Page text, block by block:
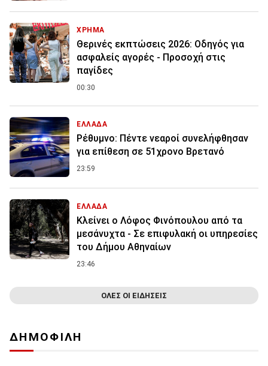
ΧΡΗΜΑ
Θερινές εκπτώσεις 2026: Οδηγός για
ασφαλείς αγορές - Προσοχή στις
παγίδες
00:30
ΕΛΛΑΔΑ
Ρέθυμνο: Πέντε νεαροί συνελήφθησαν
για επίθεση σε 51χρονο Βρετανό
23:59
ΕΛΛΑΔΑ
Κλείνει ο Λόφος Φινόπουλου από τα
μεσάνυχτα - Σε επιφυλακή οι υπηρεσίες
του Δήμου Αθηναίων
23:46
ΟΛΕΣ ΟΙ ΕΙΔΗΣΕΙΣ
ΔΗΜΟΦΙΛΗ